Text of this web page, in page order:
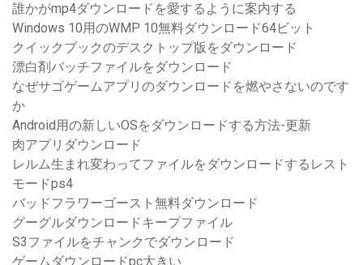
誰かがmp4ダウンロードを愛するように案内する
Windows 10用のWMP 10無料ダウンロード64ビット
クイックブックのデスクトップ版をダウンロード
漂白剤バッチファイルをダウンロード
なぜサゴゲームアプリのダウンロードを燃やさないのです
か
Android用の新しいOSをダウンロードする方法-更新
肉アプリダウンロード
レルム生まれ変わってファイルをダウンロードするレスト
モードps4
バッドフラワーゴースト無料ダウンロード
グーグルダウンロードキープファイル
S3ファイルをチャンクでダウンロード
ゲームダウンロードpc大きい